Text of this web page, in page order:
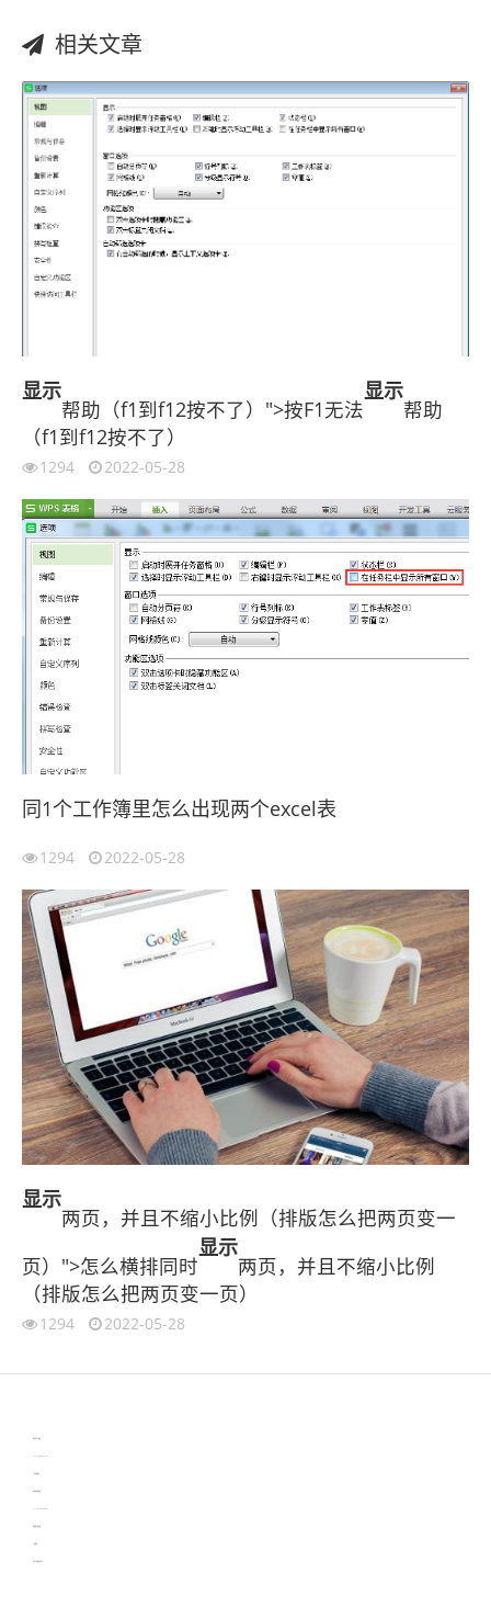
相关文章
显示
帮助（f1到f12按不了）">按F1无法
显示
帮助
（f1到f12按不了）
1294 2022-05-28
同1个工作簿里怎么出现两个excel表
1294 2022-05-28
显示
两页，并且不缩小比例（排版怎么把两页变一
页）">怎么横排同时
显示
两页，并且不缩小比例
（排版怎么把两页变一页）
1294 2022-05-28